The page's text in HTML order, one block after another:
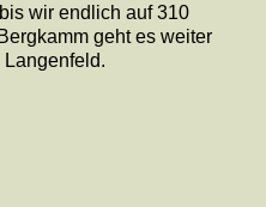
wir endlich auf 310
geht es weiter